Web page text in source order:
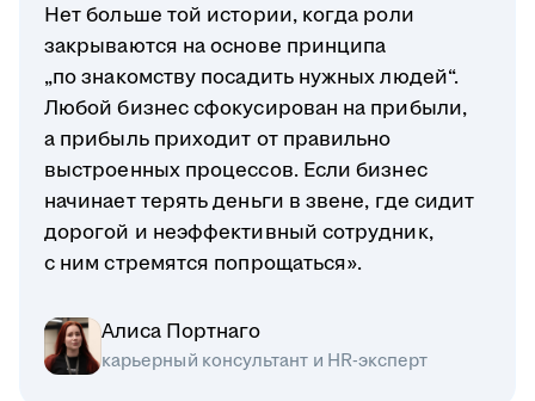
Нет больше той истории, когда роли
закрываются на основе принципа
„по знакомству посадить нужных людей“.
Любой бизнес сфокусирован на прибыли,
а прибыль приходит от правильно
выстроенных процессов. Если бизнес
начинает терять деньги в звене, где сидит
дорогой и неэффективный сотрудник,
с ним стремятся попрощаться».
Алиса Портнаго
карьерный консультант и HR-эксперт